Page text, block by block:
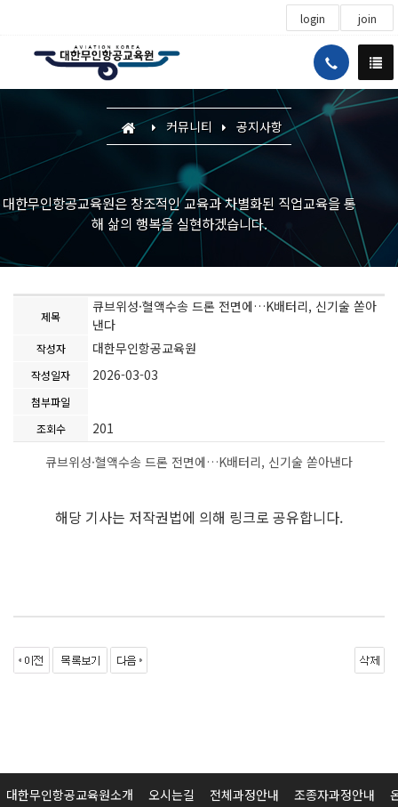
login join
커뮤니티 공지사항
대한무인항공교육원은 창조적인 교육과 차별화된 직업교육을 통
해 삶의 행복을 실현하겠습니다.
제목
큐브위성·혈액수송 드론 전면에…K배터리, 신기술 쏟아
낸다
작성자 대한무인항공교육원
작성일자 2026-03-03
첨부파일
조회수
201
큐브위성·혈액수송 드론 전면에…K배터리, 신기술 쏟아낸다
해당 기사는 저작권법에 의해 링크로 공유합니다.
대한무인항공교육원소개 오시는길 전체과정안내 조종자과정안내